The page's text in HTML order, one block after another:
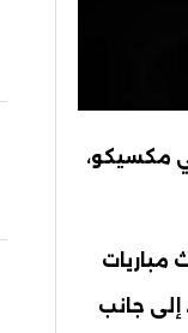
في مكسيكو،
مباريات
إلى جانب